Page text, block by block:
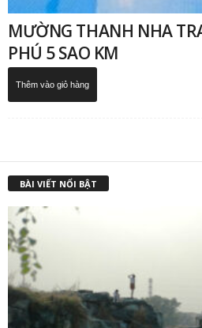
MƯỜNG THANH NHA
PHÚ 5 SAO KM
Thêm vào giỏ hàng
BÀI VIẾT NỔI BẬT